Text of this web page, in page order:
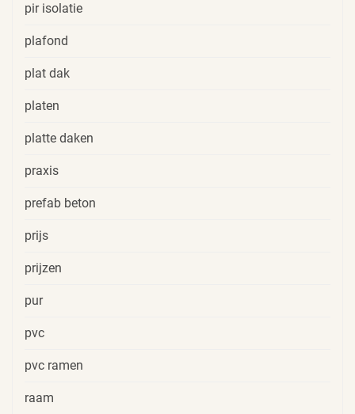
pir isolatie
plafond
plat dak
platen
platte daken
praxis
prefab beton
prijs
prijzen
pur
pvc
pvc ramen
raam